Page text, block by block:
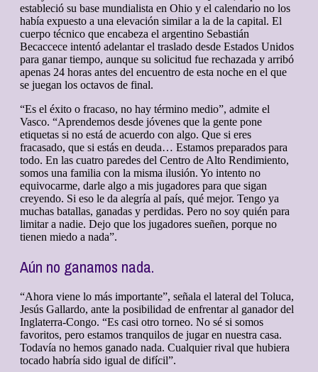
estableció su base mundialista en Ohio y el calendario no los
había expuesto a una elevación similar a la de la capital. El
cuerpo técnico que encabeza el argentino Sebastián
Becaccece intentó adelantar el traslado desde Estados Unidos
para ganar tiempo, aunque su solicitud fue rechazada y arribó
apenas 24 horas antes del encuentro de esta noche en el que
se juegan los octavos de final.
“Es el éxito o fracaso, no hay término medio”, admite el
Vasco. “Aprendemos desde jóvenes que la gente pone
etiquetas si no está de acuerdo con algo. Que si eres
fracasado, que si estás en deuda… Estamos preparados para
todo. En las cuatro paredes del Centro de Alto Rendimiento,
somos una familia con la misma ilusión. Yo intento no
equivocarme, darle algo a mis jugadores para que sigan
creyendo. Si eso le da alegría al país, qué mejor. Tengo ya
muchas batallas, ganadas y perdidas. Pero no soy quién para
limitar a nadie. Dejo que los jugadores sueñen, porque no
tienen miedo a nada”.
Aún no ganamos nada.
“Ahora viene lo más importante”, señala el lateral del Toluca,
Jesús Gallardo, ante la posibilidad de enfrentar al ganador del
Inglaterra-Congo. “Es casi otro torneo. No sé si somos
favoritos, pero estamos tranquilos de jugar en nuestra casa.
Todavía no hemos ganado nada. Cualquier rival que hubiera
tocado habría sido igual de difícil”.